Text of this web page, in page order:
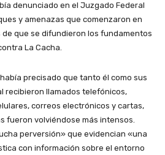
denunciado en el Juzgado Federal
y amenazas que comenzaron en
que se difundieron los fundamentos
La Cacha.
precisado que tanto él como sus
recibieron llamados telefónicos,
correos electrónicos y cartas,
fueron volviéndose más intensos.
perversión» que evidencian «una
con información sobre el entorno